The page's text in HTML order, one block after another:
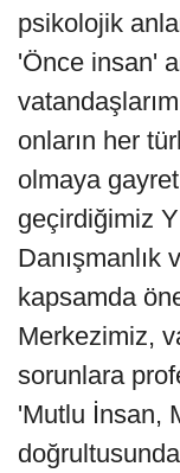
psikolojik
'Önce insan'
onların her
olmaya
geçirdiğimiz
Danışmanlık
kapsamda
Merkezimiz,
sorunlara
'Mutlu İnsan,
doğrultusunda